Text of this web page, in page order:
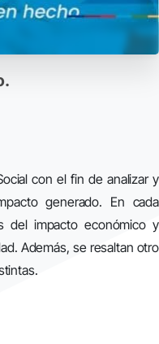
con el fin de analizar y
generado. En cada
del impacto económico y
Además, se resaltan otro